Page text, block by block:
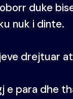
duke
nuk i dinte.
drejtuar
e para dhe